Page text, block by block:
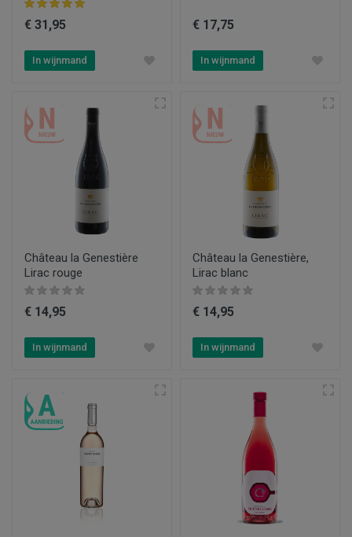
€ 31,95
In wijnmand
€ 17,75
In wijnmand
Château la Genestière
Lirac rouge
€ 14,95
In wijnmand
Château la Genestière,
Lirac blanc
€ 14,95
In wijnmand